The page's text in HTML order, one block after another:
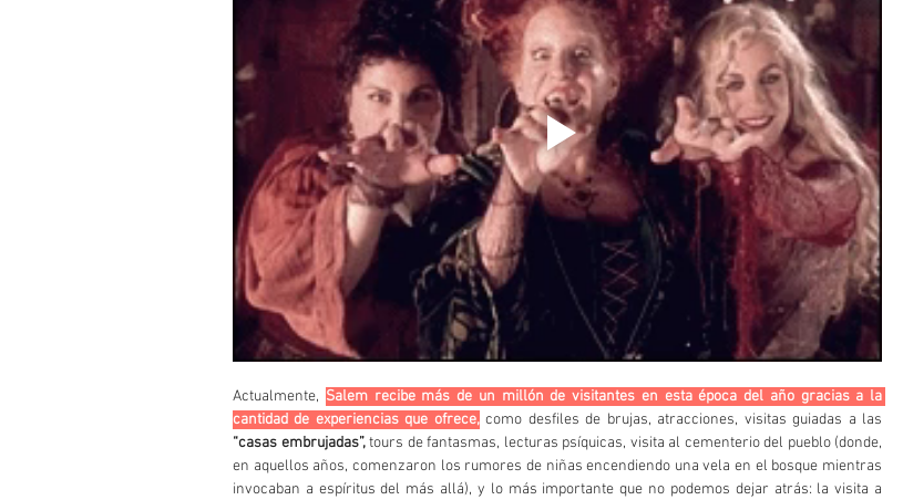
Actualmente, Salem recibe más de un millón de visitantes en esta época del año gracias a la
cantidad de experiencias que ofrece,
“casas embrujadas”, tours de fantasmas, lecturas psíquicas, visita al cementerio del pueblo (donde,
en aquellos años, comenzaron los rumores de niñas encendiendo una vela en el bosque mientras
invocaban a espíritus del más allá), y lo más importante que no podemos dejar atrás: la visita a